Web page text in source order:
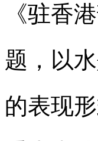
《驻香
题，以
的表现